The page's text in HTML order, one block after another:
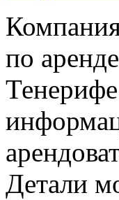
по
Детали